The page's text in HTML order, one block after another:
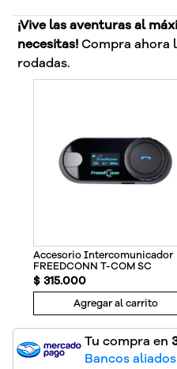
¡Vive las aventuras al
necesitas!Compra ahora
rodadas.
Accesorio Intercomunicador
FREEDCONN T-COM SC
$ 315.000
Agregar al carrito
Tu compra en
Bancos aliados